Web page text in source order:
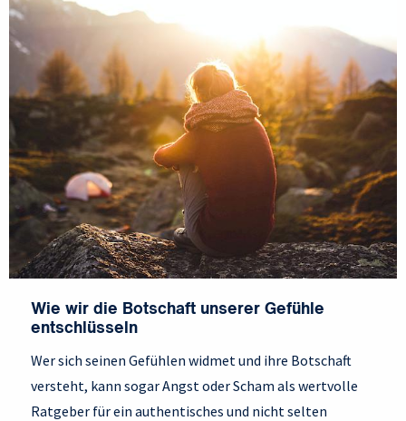
Wie wir die Botschaft unserer Gefühle
entschlüsseln
Wer sich seinen Gefühlen widmet und ihre Botschaft
versteht, kann sogar Angst oder Scham als wertvolle
Ratgeber für ein authentisches und nicht selten